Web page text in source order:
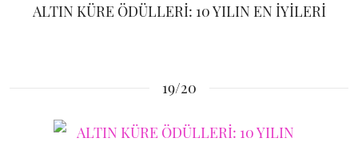
ALTIN KÜRE ÖDÜLLERİ: 10 YILIN EN İYİLERİ
19/20